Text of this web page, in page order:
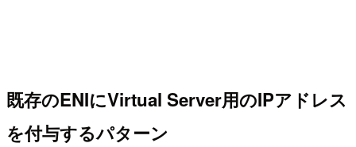
既存のENIにVirtual Server用のIPアドレス
を付与するパターン